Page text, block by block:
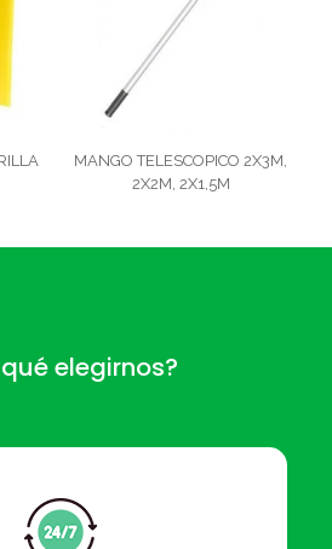
MANGO TELESCOPICO 2X3M,
2X2M, 2X1,5M
elegirnos?